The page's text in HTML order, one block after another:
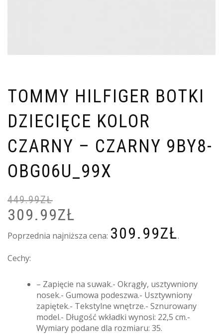
TOMMY HILFIGER BOTKI
DZIECIĘCE KOLOR
CZARNY – CZARNY 9BY8-
OBG06U_99X
449.99ZŁ
PIERWOTNA
CENA
449.99ZŁ.
309.99ZŁ
Poprzednia najniższa cena: 309.99ZŁ.
Cechy:
– Zapięcie na suwak.- Okrągły, usztywniony
nosek.- Gumowa podeszwa.- Usztywniony
zapiętek.- Tekstylne wnętrze.- Sznurowany
model.- Długość wkładki wynosi: 22,5 cm.-
Wymiary podane dla rozmiaru: 35.